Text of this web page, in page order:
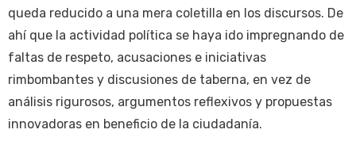
queda reducido a una mera coletilla en los discursos. De
ahí que la actividad política se haya ido impregnando de
faltas de respeto, acusaciones e iniciativas
rimbombantes y discusiones de taberna, en vez de
análisis rigurosos, argumentos reflexivos y propuestas
innovadoras en beneficio de la ciudadanía.